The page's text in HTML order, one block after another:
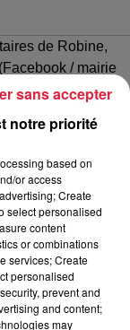
de Robine,
/ mairie
novembre 2021
notre priorité
based on
or access
Create
select personalised
content
or combinations
services; Create
personalised
prevent and
and content;
may
sans accepter